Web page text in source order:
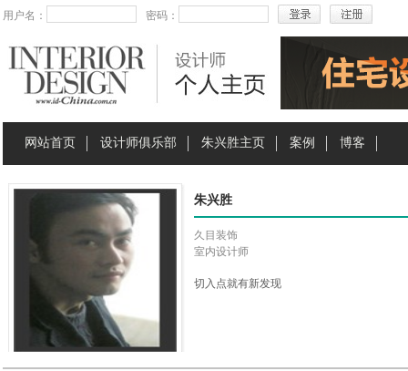
用户名： 密码：
网站首页 设计师俱乐部 朱兴胜主页 案例 博客
朱兴胜
久目装饰
室内设计师
切入点就有新发现